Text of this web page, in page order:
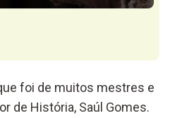
foi de muitos mestres e
de História, Saúl Gomes.